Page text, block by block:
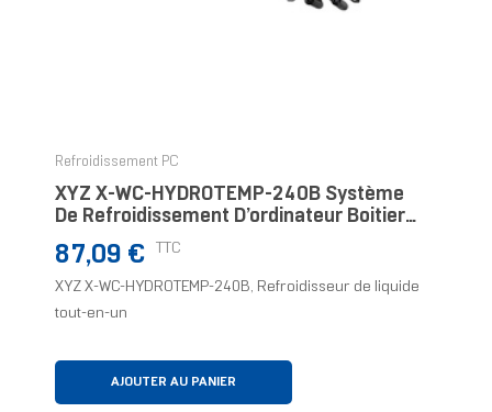
Refroidissement PC
XYZ X-WC-HYDROTEMP-240B Système
De Refroidissement D’ordinateur Boitier
PC Refroidisseur De Liquide Tout-En-Un
Prix
87,09 € TTC
XYZ X-WC-HYDROTEMP-240B, Refroidisseur de liquide
tout-en-un
AJOUTER AU PANIER